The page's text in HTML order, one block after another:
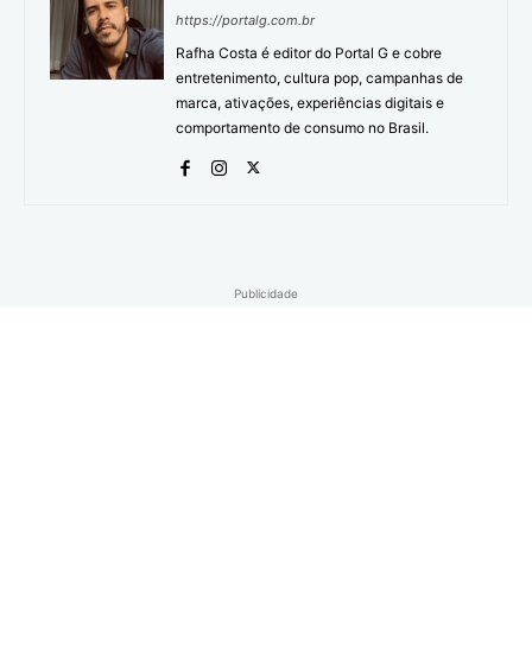
https://portalg.com.br
Rafha Costa é editor do Portal G e cobre
entretenimento, cultura pop, campanhas de
marca, ativações, experiências digitais e
comportamento de consumo no Brasil.
Publicidade